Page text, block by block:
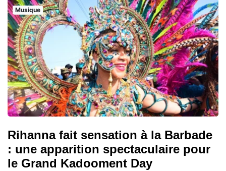
Musique
Rihanna fait sensation à la Barbade
: une apparition spectaculaire pour
le Grand Kadooment Day